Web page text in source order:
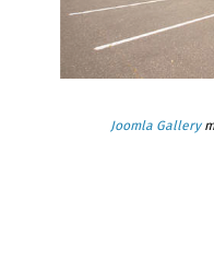
Joomla Gallery